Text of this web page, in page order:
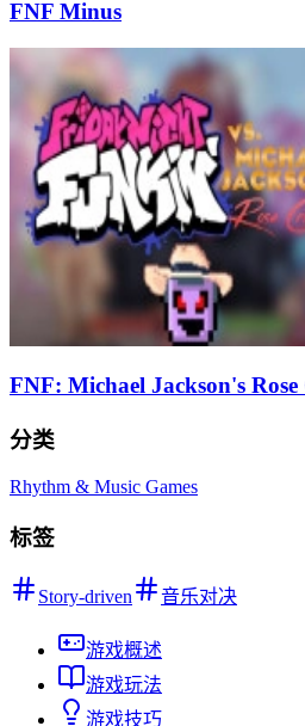
FNF Minus
FNF: Michael Jackson's
分类
Rhythm & Music Games
标签
Story-driven 音乐对决
游戏概述
游戏玩法
游戏技巧